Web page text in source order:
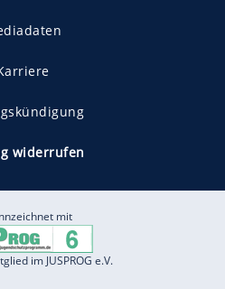
widerrufen
mit
im JUSPROG e.V.